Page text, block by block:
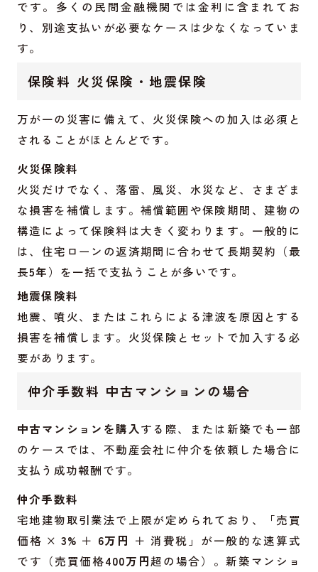
です。多くの民間金融機関では金利に含まれてお
り、別途支払いが必要なケースは少なくなっていま
す。
保険料 火災保険・地震保険
万が一の災害に備えて、火災保険への加入は必須と
されることがほとんどです。
火災保険料
火災だけでなく、落雷、風災、水災など、さまざま
な損害を補償します。補償範囲や保険期間、建物の
構造によって保険料は大きく変わります。一般的に
は、住宅ローンの返済期間に合わせて長期契約（最
長5年）を一括で支払うことが多いです。
地震保険料
地震、噴火、またはこれらによる津波を原因とする
損害を補償します。火災保険とセットで加入する必
要があります。
仲介手数料 中古マンションの場合
中古マンションを購入する際、または新築でも一部
のケースでは、不動産会社に仲介を依頼した場合に
支払う成功報酬です。
仲介手数料
宅地建物取引業法で上限が定められており、「売買
価格 × 3% ＋ 6万円 ＋ 消費税」が一般的な速算式
です（売買価格400万円超の場合）。新築マンショ